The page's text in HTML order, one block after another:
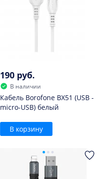
190 руб.
В наличии
Кабель Borofone BX51 (USB -
micro-USB) белый
В корзину